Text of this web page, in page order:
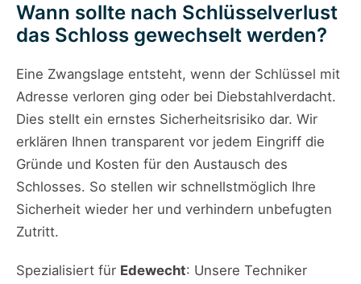
Wann sollte nach Schlüsselverlust
das Schloss gewechselt werden?
Eine Zwangslage entsteht, wenn der Schlüssel mit
Adresse verloren ging oder bei Diebstahlverdacht.
Dies stellt ein ernstes Sicherheitsrisiko dar. Wir
erklären Ihnen transparent vor jedem Eingriff die
Gründe und Kosten für den Austausch des
Schlosses. So stellen wir schnellstmöglich Ihre
Sicherheit wieder her und verhindern unbefugten
Zutritt.
Spezialisiert für Edewecht: Unsere Techniker